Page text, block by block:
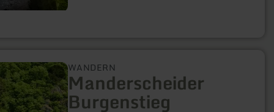
WANDERN
Manderscheider
Burgenstieg